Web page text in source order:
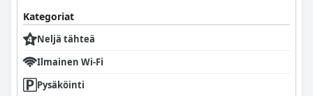
Kategoriat
Neljä tähteä
Ilmainen Wi-Fi
Pysäköinti